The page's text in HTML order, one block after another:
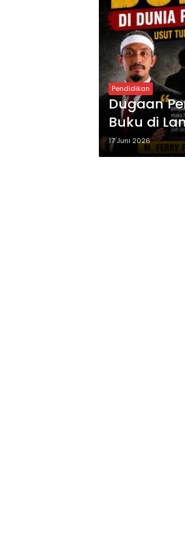
Pendidikan
Dugaan
Buku di
17 Juni 2026